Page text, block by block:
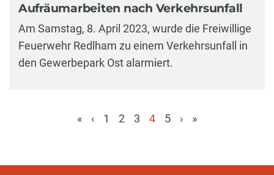
Aufräumarbeiten nach Verkehrsunfall
Am Samstag, 8. April 2023, wurde die Freiwillige
Feuerwehr Redlham zu einem Verkehrsunfall in
den Gewerbepark Ost alarmiert.
« ‹ 1 2 3
4
5 › »